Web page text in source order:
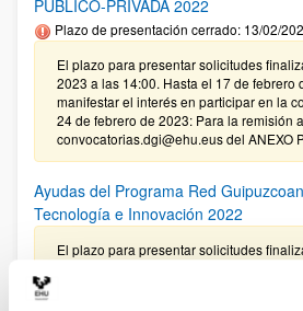
PÚBLICO-PRIVADA 2022
Plazo de presentación cerrado: 13/02/
El plazo para presentar solicitudes
2023 a las 14:00. Hasta el 17 de febrero
manifestar el interés en participar en la
24 de febrero de 2023: Para la remisión a
convocatorias.dgi@ehu.eus del ANEXO
Ayudas del Programa Red
Tecnología e Innovación 2022
El plazo para presentar solicitudes